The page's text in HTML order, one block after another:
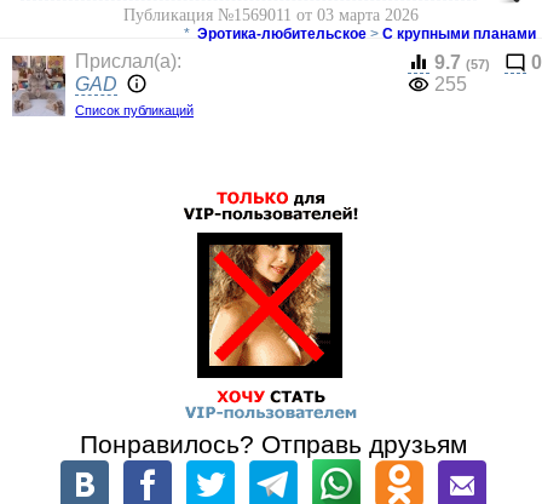
Публикация №1569011 от 03 марта 2026
* Эротика-любительское > С крупными планами
Прислал(a):
GAD
Список публикаций
9.7 (57)
0
255
Понравилось? Отправь друзьям